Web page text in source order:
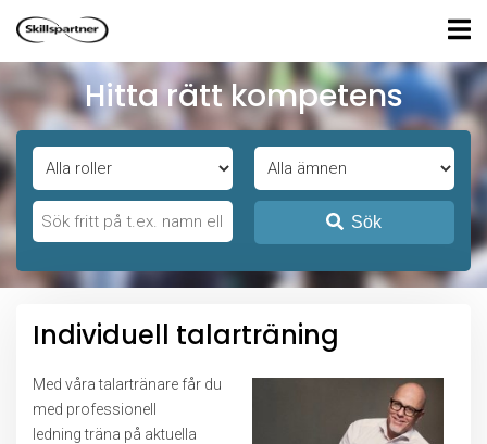
Hitta rätt kompetens
Sök
Individuell talarträning
Med våra talartränare får du
med professionell
ledning träna på aktuella